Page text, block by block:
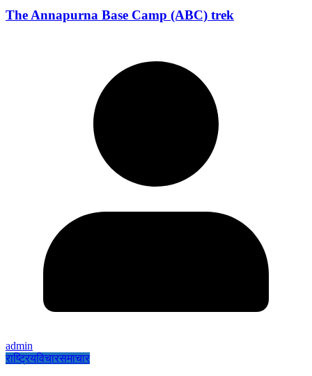
The Annapurna Base Camp (ABC) trek
admin
राष्ट्रियविचारसमाचार